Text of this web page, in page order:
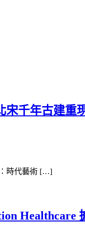
千年古建重
時代藝術 […]
Healthcare